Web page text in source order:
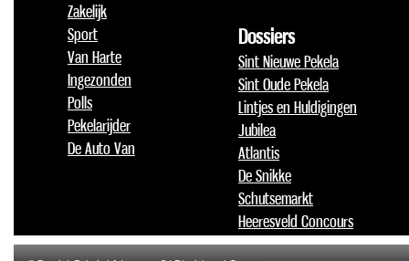
Zakelijk
Sport
Van Harte
Ingezonden
Polls
Pekelarijder
De Auto Van
Dossiers
Sint Nieuwe Pekela
Sint Oude Pekela
Lintjes en Huldigingen
Jubilea
Atlantis
De Snikke
Schutsemarkt
Heeresveld Concours